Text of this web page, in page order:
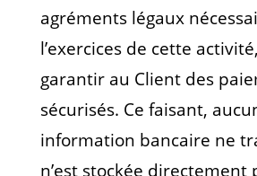
agréments légaux
l’exercices de cette
garantir au Client des
sécurisés. Ce faisant,
information bancaire ne
n’est stockée directement